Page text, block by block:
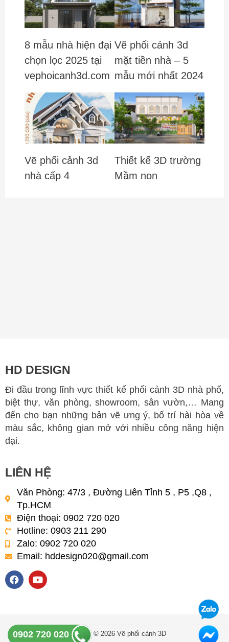
8 mẫu nhà hiện đại
chọn lọc 2025 tại
vephoicanh3d.com
Vẽ phối cảnh 3d
mặt tiền nhà – 5
mẫu mới nhất 2024
Vẽ phối cảnh 3d
nhà cấp 4
Thiết kế 3D trường
Mầm non
HD DESIGN
Đi đầu trong lĩnh vực thiết kế phối cảnh 3D nhà phố,
biệt thự, văn phòng, showroom, sân vườn,… Mang
đến cho bạn những bản vẽ ưng ý, bố trí hài hòa về
màu sắc, không gian mở với nhiều công năng hiện
đại.
LIÊN HỆ
Văn Phòng: 47/3 , Đường Liên Tỉnh 5 , P5 ,Q8 ,
Tp.HCM
Điện thoại: 0902 720 020
Hotline: 0903 211 290
Zalo: 0902 720 020
Email: hddesign020@gmail.com
F
a
o
k
Y
o
e
Copyright © 2026 Vẽ phối cảnh 3D
0902 720 020